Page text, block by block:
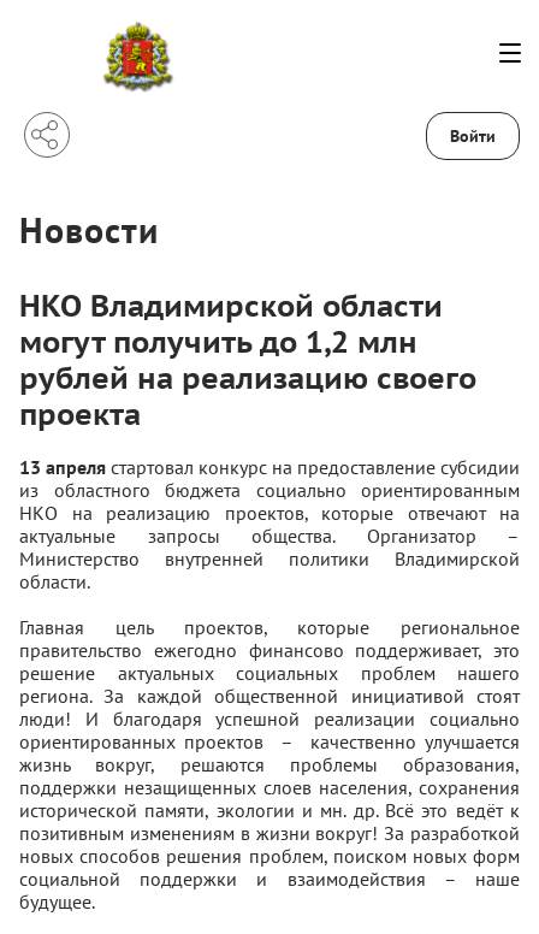
Войти
Новости
НКО Владимирской области
могут получить до 1,2 млн
рублей на реализацию своего
проекта
13 апреля стартовал конкурс на предоставление субсидии
из областного бюджета социально ориентированным
НКО на реализацию проектов, которые отвечают на
актуальные запросы общества. Организатор –
Министерство внутренней политики Владимирской
области.
Главная цель проектов, которые региональное
правительство ежегодно финансово поддерживает, это
решение актуальных социальных проблем нашего
региона. За каждой общественной инициативой стоят
люди! И благодаря успешной реализации социально
ориентированных проектов
–
качественно улучшается
жизнь вокруг, решаются проблемы образования,
поддержки незащищенных слоев населения, сохранения
исторической памяти, экологии и мн. др. Всё это ведёт к
позитивным изменениям в жизни вокруг! За разработкой
новых способов решения проблем, поиском новых форм
социальной поддержки и взаимодействия – наше
будущее.